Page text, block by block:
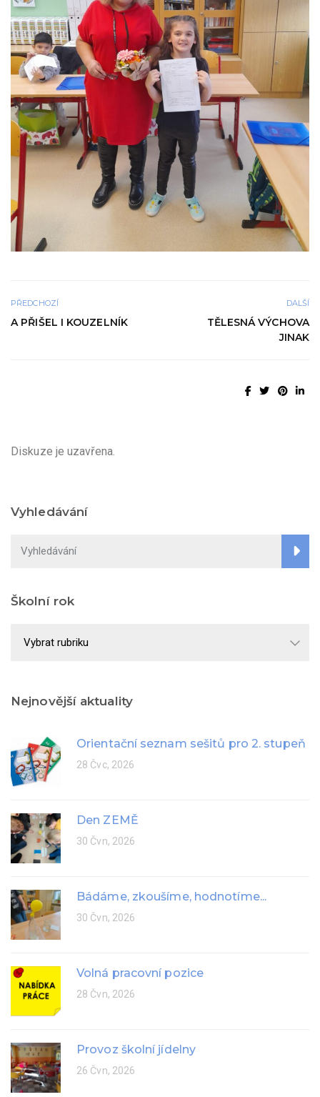
PŘEDCHOZÍ
A PŘIŠEL I KOUZELNÍK
DALŠÍ
TĚLESNÁ VÝCHOVA
JINAK
Diskuze je uzavřena.
Vyhledávání
Školní rok
rok
Nejnovější aktuality
Orientační seznam sešitů pro 2. stupeň
28 Čvc, 2026
Den ZEMĚ
30 Čvn, 2026
Bádáme, zkoušíme, hodnotíme...
30 Čvn, 2026
Volná pracovní pozice
28 Čvn, 2026
Provoz školní jídelny
26 Čvn, 2026